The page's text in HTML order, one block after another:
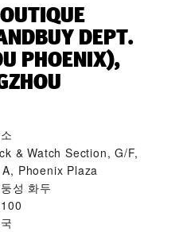
DEPT.
PHOENIX),
& Watch Section, G/F,
Phoenix Plaza
성 화두